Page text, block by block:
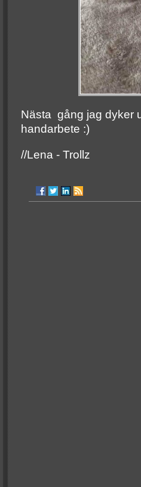
Nästa gång jag dyker
handarbete :)
//Lena - Trollz